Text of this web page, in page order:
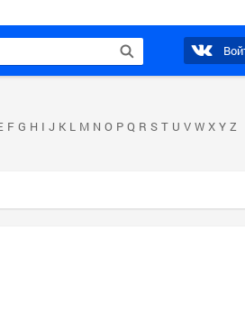
F G H I J K L M N O P Q R S T U V W X Y Z